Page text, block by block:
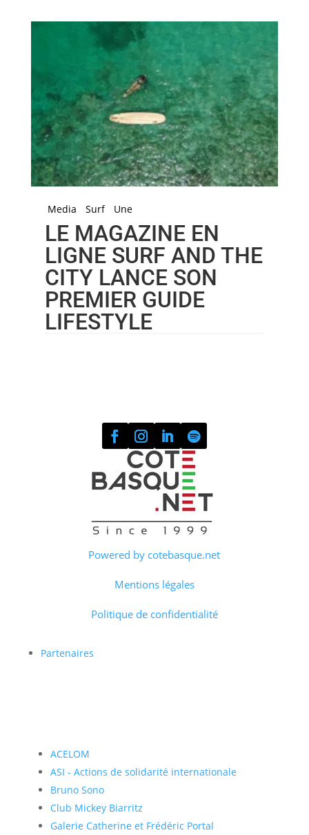
Media Surf Une
LE MAGAZINE EN
LIGNE SURF AND THE
CITY LANCE SON
PREMIER GUIDE
LIFESTYLE
Powered by cotebasque.net
Mentions légales
Politique de confidentialité
Partenaires
ACELOM
ASI - Actions de solidarité internationale
Bruno Sono
Club Mickey Biarritz
Galerie Catherine et Frédéric Portal